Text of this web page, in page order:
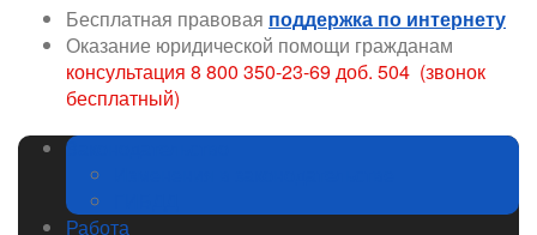
Бесплатная правовая поддержка по интернету
Оказание юридической помощи гражданам
консультация 8 800 350-23-69 доб. 504 (звонок
бесплатный)
Законодательство
Работа